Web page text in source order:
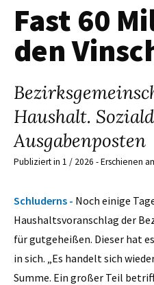
Fast 60
den
Haushalt.
Ausgabenposten
Publiziert in 1 / 2026 - Erschienen
Schluderns - Noch einige
Haushaltsvoranschlag der
für gutgeheißen. Dieser hat
in sich. „Es handelt sich
Summe. Ein großer Teil